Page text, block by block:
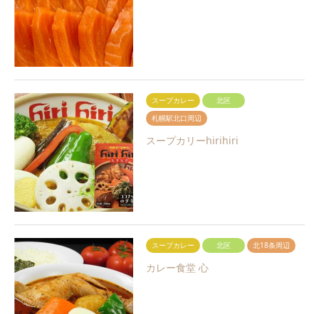
スープカレー
北区
札幌駅北口周辺
スープカリーhirihiri
スープカレー 北区 北18条周辺
カレー食堂 心